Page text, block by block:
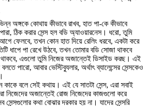
অঙ্গকে কোথায় কীভাবে রাখব, হাত পা-কে কীভাবে
ঠিক করার সেন্স হল বডি অ্যাওয়ারনেস। ধরো, তুমি
ফেলবে, তখন কোন হাত দিয়ে রেলিং ধরবে, একটা করে
ধাপে পা রেখে উঠবে, তখন তোমার বডি সোজা থাকবে
থাকবে, এগুলো তুমি নিজের অজান্তেই ডিসাইড করছ। এই
পারো, আবার ভেস্টিব্যুলার, অর্থাৎ ব্যালেন্সের সেন্সকেও
কাকে বলে সেই কথায়। এই যে সাতটা সেন্স, এরা সবাই
নিজেদের অজান্তেই রোজ নিজেদের কাজগুলো করে
সেন্সগুলোর কথা বোঝার দরকার হয় না। যাদের সেন্সরি